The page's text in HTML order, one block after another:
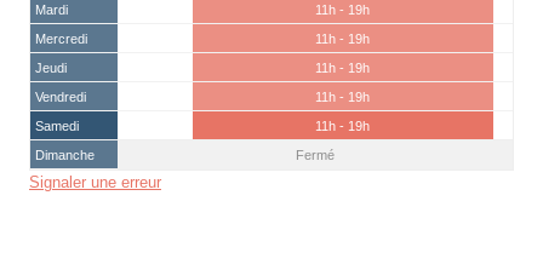
Mardi
11h - 19h
Mercredi
11h - 19h
Jeudi
11h - 19h
Vendredi
11h - 19h
Samedi
11h - 19h
Dimanche
Fermé
Signaler une erreur